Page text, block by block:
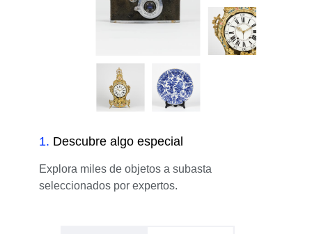
1. Descubre algo especial
Explora miles de objetos a subasta
seleccionados por expertos.